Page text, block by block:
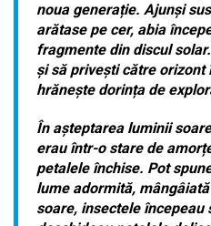
noua generație. Ajunși
arătase pe cer, abia
fragmente din discul
și să privești către
hrănește dorința de
În așteptarea luminii
erau într-o stare de
petalele închise. Pot
lume adormită,
soare, insectele